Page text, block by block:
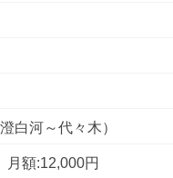
白河～代々木）
月額:12,000円